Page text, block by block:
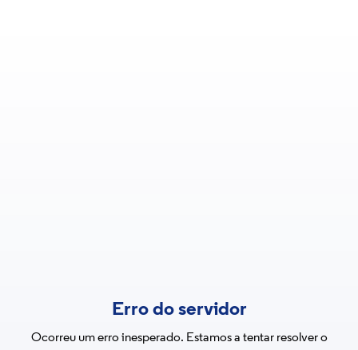
Erro do servidor
Ocorreu um erro inesperado. Estamos a tentar resolver o